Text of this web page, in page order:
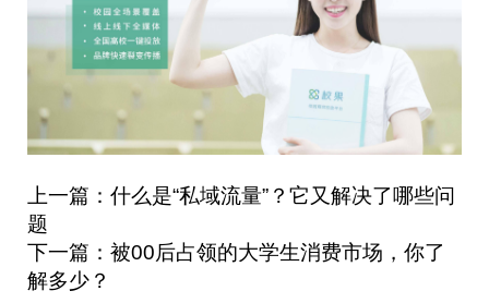
上一篇：什么是“私域流量”？它又解决了哪些问
题
下一篇：被00后占领的大学生消费市场，你了
解多少？